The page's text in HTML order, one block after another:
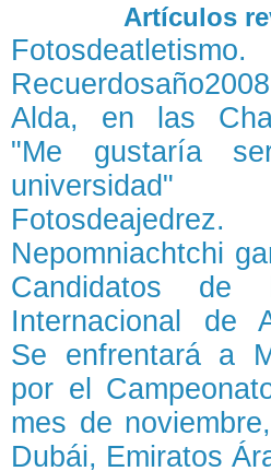
Artículos
Alda, en las
"Me gustaría
universidad"
Nepomniachtchi
Candidatos de
Internacional de
Se enfrentará a
por el
mes de
Dubái, Emiratos